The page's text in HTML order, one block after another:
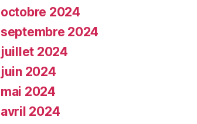
octobre 2024
septembre 2024
juillet 2024
juin 2024
mai 2024
avril 2024